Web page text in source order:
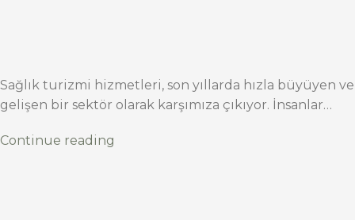
Sağlık turizmi hizmetleri, son yıllarda hızla büyüyen ve
gelişen bir sektör olarak karşımıza çıkıyor. İnsanlar…
Continue reading